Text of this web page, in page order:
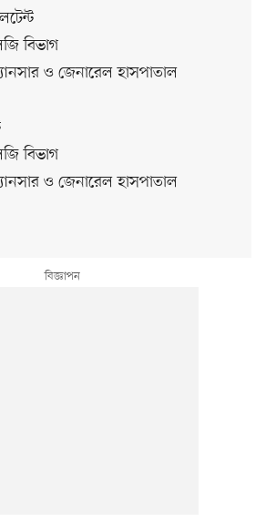
বিভাগ
ও জেনারেল হাসপাতাল
বিভাগ
ও জেনারেল হাসপাতাল